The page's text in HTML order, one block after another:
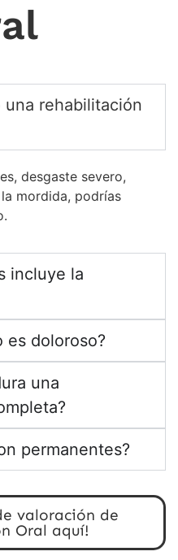
una rehabilitación
desgaste severo,
mordida, podrías
incluye la
es doloroso?
una
permanentes?
valoración de
Oral aquí!